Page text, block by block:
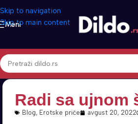
Skip to navigation
Skip to main content
Meni
Radi sa ujnom
Blog, Erotske priče avgust 20, 2022